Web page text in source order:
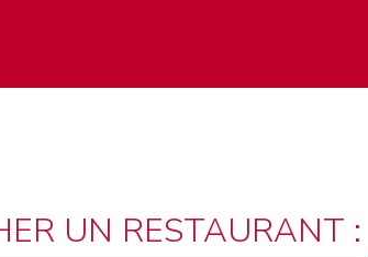
UN RESTAURANT :